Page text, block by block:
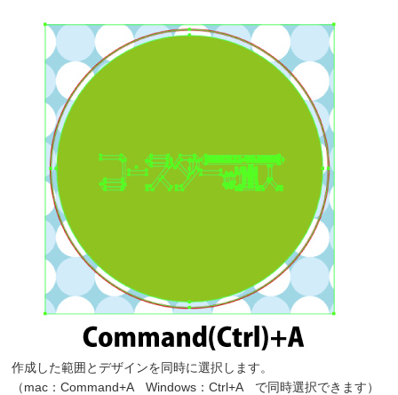
作成した範囲とデザインを同時に選択します。
（mac：Command+A Windows：Ctrl+A で同時選択できます）